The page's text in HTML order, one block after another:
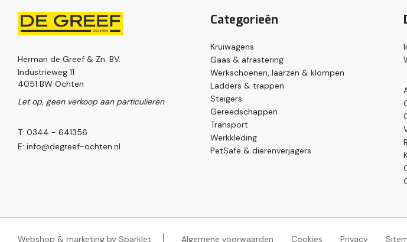
Herman de Greef & Zn. BV.
Industrieweg 11
4051 BW Ochten
Let op, geen verkoop aan particulieren
T: 0344 - 641356
E: info@degreef-ochten.nl
Categorieën
Kruiwagens
Gaas & afrastering
Werkschoenen, laarzen & klompen
Ladders & trappen
Steigers
Gereedschappen
Transport
Werkkleding
PetSafe & dierenverjagers
Webshop & marketing by Sparklet Algemene voorwaarden Cookies Privacy